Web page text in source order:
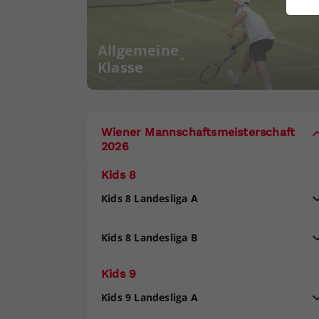
Allgemeine
Klasse
Wiener Mannschaftsmeisterschaft
2026
Kids 8
Kids 8 Landesliga A
Kids 8 Landesliga B
Kids 9
Kids 9 Landesliga A